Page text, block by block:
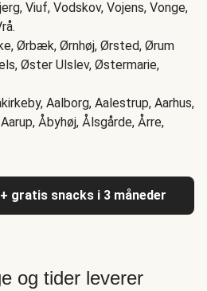
Viuf, Vodskov, Vojens, Vonge,
Ørbæk, Ørnhøj, Ørsted, Ørum
Øster Ulslev, Østermarie,
Aalborg, Aalestrup, Aarhus,
Åbyhøj, Ålsgårde, Årre,
gratis snacks i 3 måneder
og tider leverer